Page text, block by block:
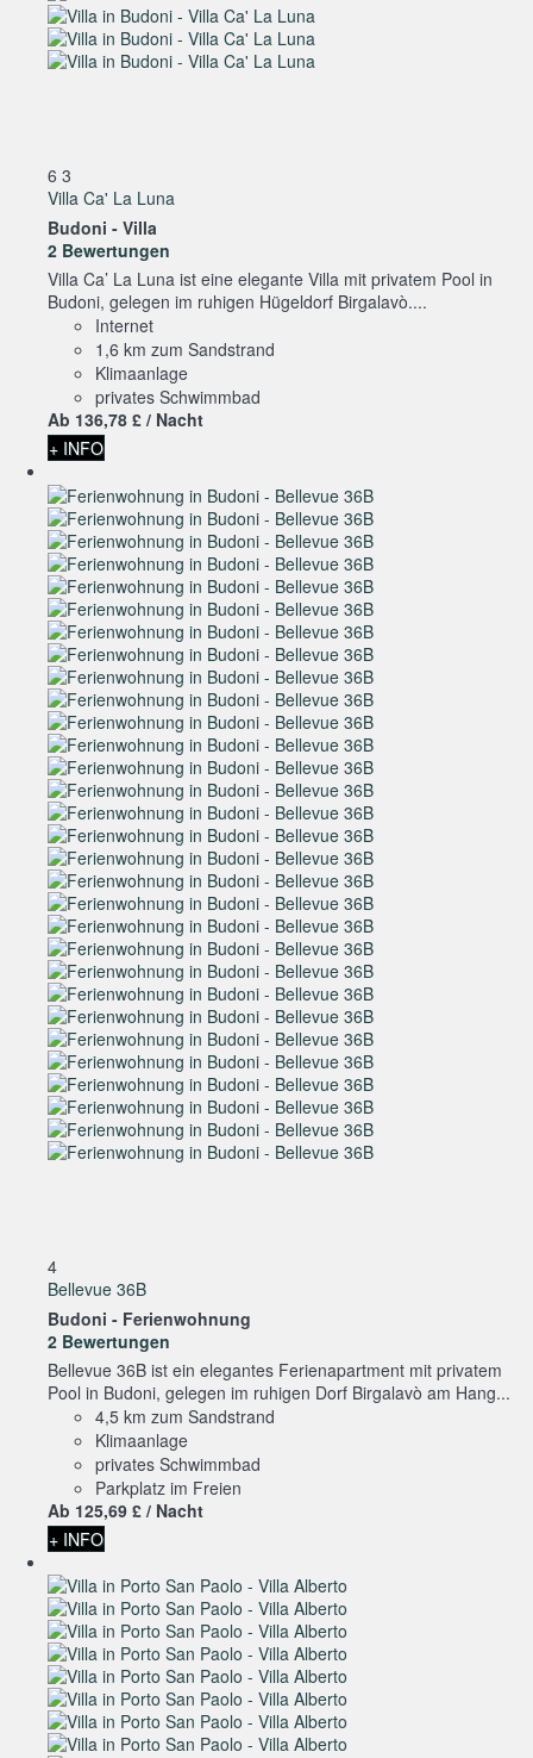
6 3
Villa Ca' La Luna
Budoni - Villa
2 Bewertungen
Villa Ca’ La Luna ist eine elegante Villa mit privatem Pool in
Budoni, gelegen im ruhigen Hügeldorf Birgalavò....
Internet
1,6 km zum Sandstrand
Klimaanlage
privates Schwimmbad
Ab 136,78 £ / Nacht
+ INFO
4
Bellevue 36B
Budoni - Ferienwohnung
2 Bewertungen
Bellevue 36B ist ein elegantes Ferienapartment mit privatem
Pool in Budoni, gelegen im ruhigen Dorf Birgalavò am Hang...
4,5 km zum Sandstrand
Klimaanlage
privates Schwimmbad
Parkplatz im Freien
Ab 125,69 £ / Nacht
+ INFO